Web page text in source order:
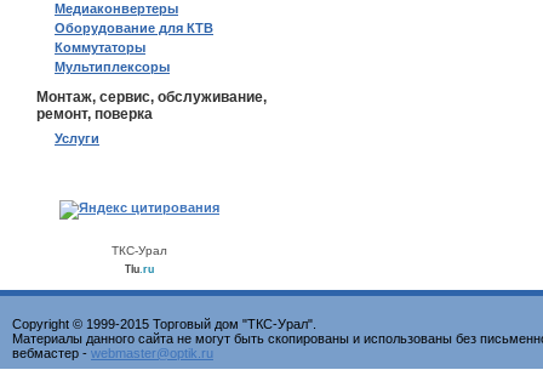
Медиаконвертеры
Оборудование для КТВ
Коммутаторы
Мультиплексоры
Монтаж, сервис, обслуживание,
ремонт, поверка
Услуги
ТКС-Урал
Tiu.ru
Copyright © 1999-2015 Торговый дом "ТКС-Урал".
Материалы данного сайта не могут быть скопированы и использованы без
вебмастер - webmaster@optik.ru